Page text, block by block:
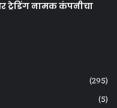
ट्रेडिंग नामक कंपनीचा
(295)
(5)